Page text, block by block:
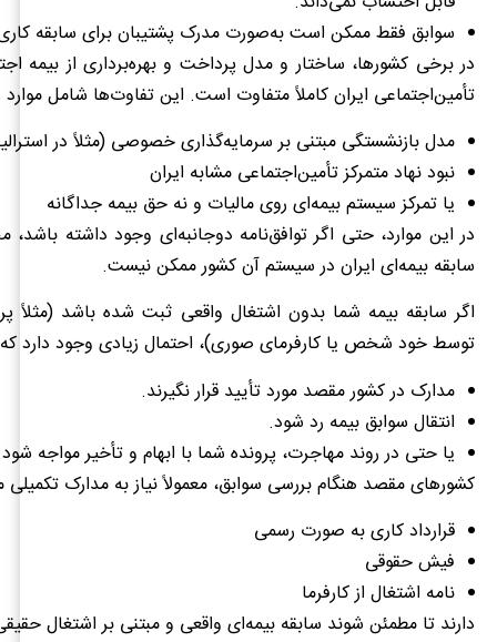
سوابق فقط ممکن است به‌صورت مدرک پشتیبان برای سابقه
در برخی کشورها، ساختار و مدل پرداخت و بهره‌برداری از بیمه
تأمین‌اجتماعی ایران کاملاً متفاوت است. این تفاوت‌ها شامل
مدل بازنشستگی مبتنی بر سرمایه‌گذاری خصوصی (مثلاً در
نبود نهاد متمرکز تأمین‌اجتماعی مشابه ایران
یا تمرکز سیستم بیمه‌ای روی مالیات و نه حق بیمه جداگانه
در این موارد، حتی اگر توافق‌نامه دوجانبه‌ای وجود داشته باشد،
سابقه بیمه‌ای ایران در سیستم آن کشور ممکن نیست.
اگر سابقه بیمه شما بدون اشتغال واقعی ثبت شده باشد (مثلاً
توسط خود شخص یا کارفرمای صوری)، احتمال زیادی وجود دارد
مدارک در کشور مقصد مورد تأیید قرار نگیرند.
انتقال سوابق بیمه رد شود.
یا حتی در روند مهاجرت، پرونده شما با ابهام و تأخیر مواجه
کشورهای مقصد هنگام بررسی سوابق، معمولاً نیاز به مدارک تکمیلی
قرارداد کاری به صورت رسمی
فیش حقوقی
نامه اشتغال از کارفرما
دارند تا مطمئن شوند سابقه بیمه‌ای واقعی و مبتنی بر اشتغال